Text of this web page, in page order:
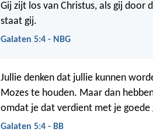
Gij zijt los van Christus, als gij door
staat gij.
Galaten 5:4 - NBG
Jullie denken dat jullie kunnen
Mozes te houden. Maar dan
omdat je dat verdient met je
Galaten 5:4 - BB